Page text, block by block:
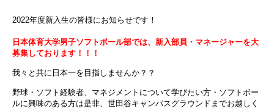
2022年度新入生の皆様にお知らせです！
日本体育大学男子ソフトボール部では、新入部員・マネージャーを大
募集しております！！！
我々と共に日本一を目指しませんか？？
野球・ソフト経験者、マネジメントについて学びたい方・ソフトボー
ルに興味のある方は是非、世田谷キャンパスグラウンドまでお越しく